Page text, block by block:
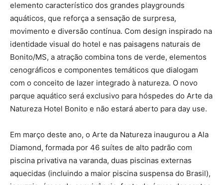
elemento característico dos grandes playgrounds
aquáticos, que reforça a sensação de surpresa,
movimento e diversão contínua. Com design inspirado na
identidade visual do hotel e nas paisagens naturais de
Bonito/MS, a atração combina tons de verde, elementos
cenográficos e componentes temáticos que dialogam
com o conceito de lazer integrado à natureza. O novo
parque aquático será exclusivo para hóspedes do Arte da
Natureza Hotel Bonito e não estará aberto para day use.
Em março deste ano, o Arte da Natureza inaugurou a Ala
Diamond, formada por 46 suítes de alto padrão com
piscina privativa na varanda, duas piscinas externas
aquecidas (incluindo a maior piscina suspensa do Brasil),